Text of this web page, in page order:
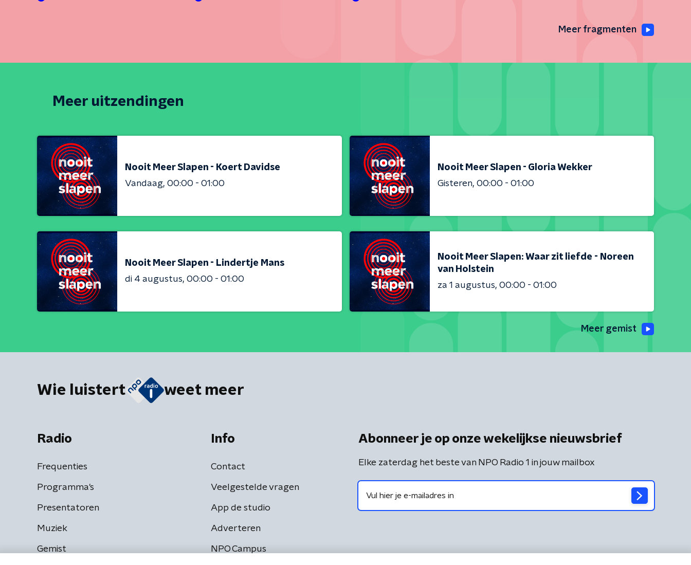
Meer fragmenten
Meer uitzendingen
Nooit Meer Slapen - Koert Davidse
Vandaag 00:00 - 01:00
Nooit Meer Slapen - Gloria Wekker
Gisteren 00:00 - 01:00
Nooit Meer Slapen - Lindertje Mans
di 4 augustus 00:00 - 01:00
Nooit Meer Slapen: Waar zit liefde - Noreen
van Holstein
za 1 augustus 00:00 - 01:00
Meer gemist
Wie luistert weet meer
Radio
Frequenties
Programma's
Presentatoren
Muziek
Gemist
Info
Contact
Veelgestelde vragen
App de studio
Adverteren
NPO Campus
Abonneer je op onze wekelijkse nieuwsbrief
Elke zaterdag het beste van NPO Radio 1 in jouw mailbox